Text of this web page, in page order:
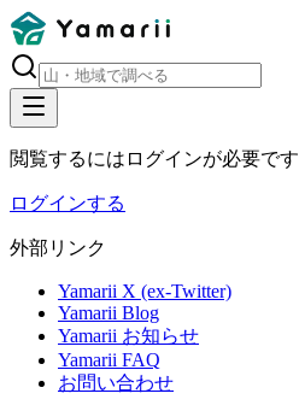
閲覧するにはログインが必要です
ログインする
外部リンク
Yamarii X (ex-Twitter)
Yamarii Blog
Yamarii お知らせ
Yamarii FAQ
お問い合わせ